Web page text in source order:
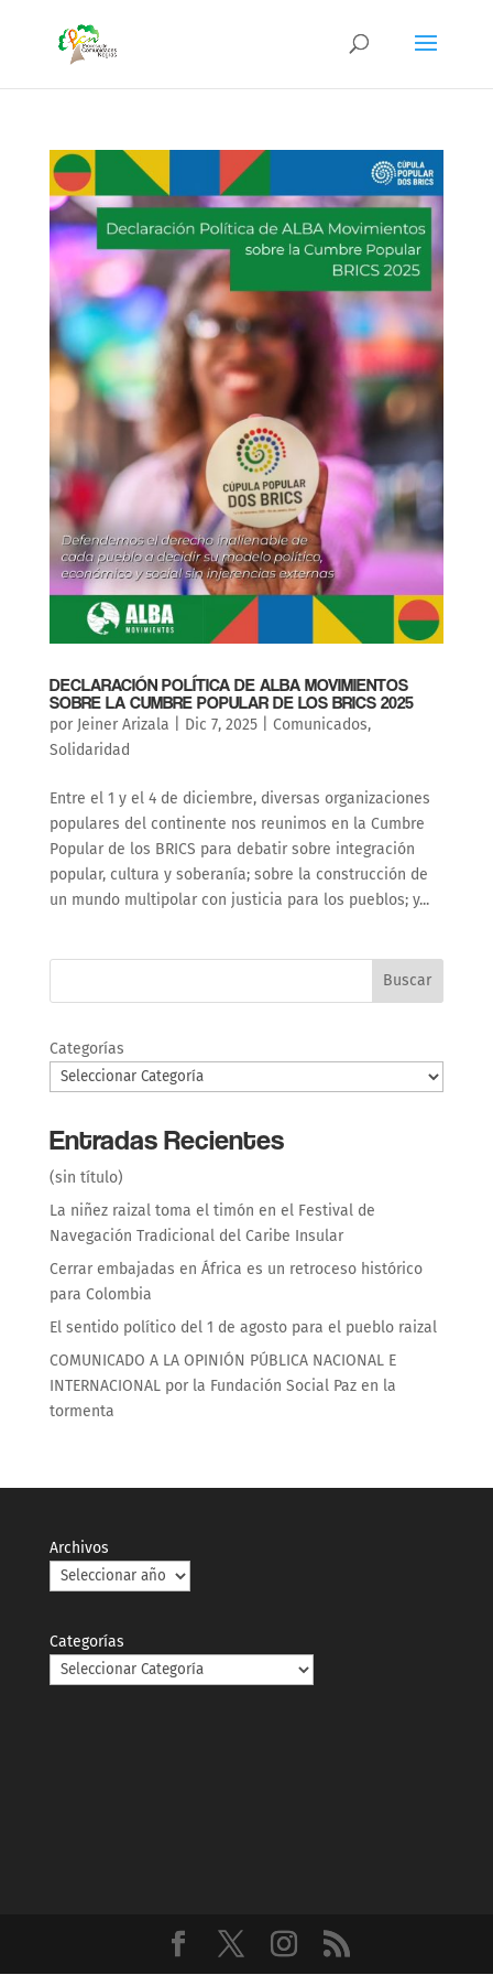
DECLARACIÓN POLÍTICA DE ALBA MOVIMIENTOS
SOBRE LA CUMBRE POPULAR DE LOS BRICS 2025
por Jeiner Arizala Dic 7, 2025| Comunicados,
Solidaridad
Entre el 1 y el 4 de diciembre, diversas organizaciones
populares del continente nos reunimos en la Cumbre
Popular de los BRICS para debatir sobre integración
popular, cultura y soberanía; sobre la construcción de
un mundo multipolar con justicia para los pueblos; y...
Buscar
Categorías
Entradas Recientes
(sin título)
La niñez raizal toma el timón en el Festival de
Navegación Tradicional del Caribe Insular
Cerrar embajadas en África es un retroceso histórico
para Colombia
El sentido político del 1 de agosto para el pueblo raizal
COMUNICADO A LA OPINIÓN PÚBLICA NACIONAL E
INTERNACIONAL por la Fundación Social Paz en la
tormenta
Archivos
Categorías